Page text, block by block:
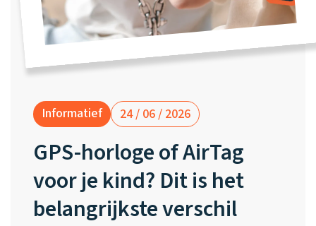
Informatief 24 / 06 / 2026
GPS-horloge of AirTag
voor je kind? Dit is het
belangrijkste verschil